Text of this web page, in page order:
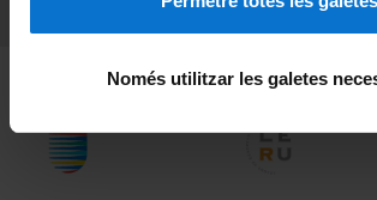
Només utilitzar les galetes
Founder of the Member of the